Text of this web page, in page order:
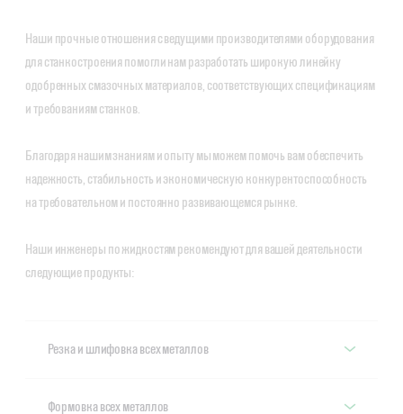
Наши прочные отношения с ведущими производителями оборудования
для станкостроения помогли нам разработать широкую линейку
одобренных смазочных материалов, соответствующих спецификациям
и требованиям станков.
Благодаря нашим знаниям и опыту мы можем помочь вам обеспечить
надежность, стабильность и экономическую конкурентоспособность
на требовательном и постоянно развивающемся рынке.
Наши инженеры по жидкостям рекомендуют для вашей деятельности
следующие продукты:
Резка и шлифовка всех металлов
Формовка всех металлов